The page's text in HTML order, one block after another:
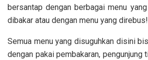
bersantap dengan berbagai menu
dibakar atau dengan menu yang direbus!
Semua menu yang disuguhkan disini
dengan pakai pembakaran, pengunjung